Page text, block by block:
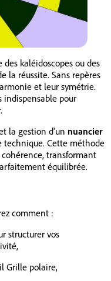
kaléidoscopes ou des
la réussite. Sans repères
et leur symétrie.
indispensable pour
la gestion d'un nuancier
technique. Cette méthode
transformant
équilibrée.
comment :
structurer vos
Grille polaire,